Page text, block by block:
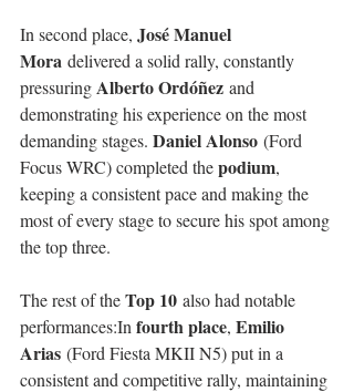
In second place, José Manuel
Mora delivered a solid rally, constantly
pressuring Alberto Ordóñez and
demonstrating his experience on the most
demanding stages. Daniel Alonso (Ford
Focus WRC) completed the podium,
keeping a consistent pace and making the
most of every stage to secure his spot among
the top three.
The rest of the Top 10 also had notable
performances:In fourth place, Emilio
Arias (Ford Fiesta MKII N5) put in a
consistent and competitive rally, maintaining